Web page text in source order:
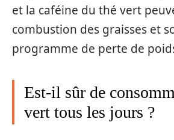
et la caféine du thé vert
combustion des graisses et
programme de perte de
Est-il sûr de
vert tous les jours ?